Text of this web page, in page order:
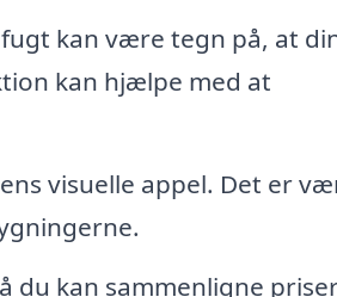
kan være tegn på, at
kan hjælpe med at
visuelle appel. Det er
du kan sammenligne